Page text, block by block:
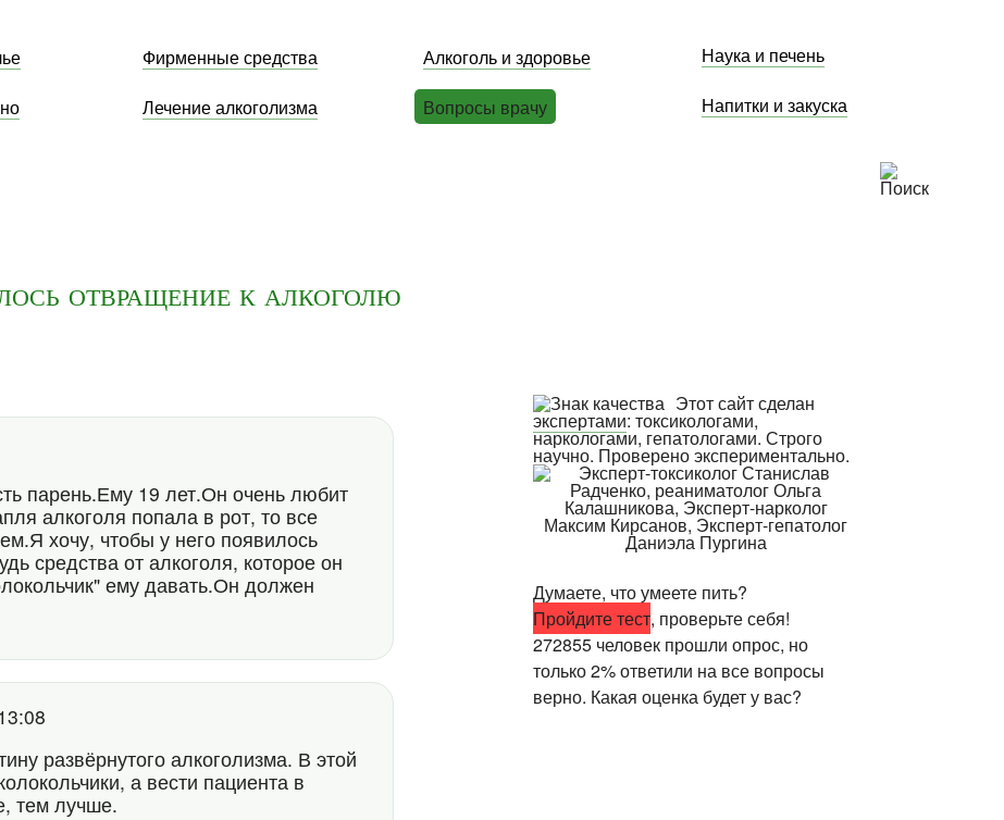
Фирменные средства Алкоголь и здоровье Наука и печень
Лечение алкоголизма Вопросы врачу Напитки и закуска
отвращение к алкоголю
парень.Ему 19 лет.Он очень любит
алкоголя попала в рот, то все
хочу, чтобы у него появилось
средства от алкоголя, которое он
ему давать.Он должен
развёрнутого алкоголизма. В этой
а вести пациента в
тем лучше.
Этот сайт сделан
экспертами: токсикологами,
наркологами, гепатологами. Строго
научно. Проверено экспериментально.
Думаете, что умеете пить?
Пройдите тест, проверьте себя!
272855 человек прошли опрос, но
только 2% ответили на все вопросы
верно. Какая оценка будет у вас?